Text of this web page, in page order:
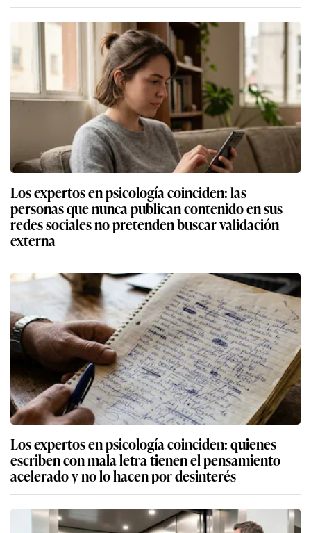
Los expertos en psicología coinciden: las
personas que nunca publican contenido en sus
redes sociales no pretenden buscar validación
externa
Los expertos en psicología coinciden: quienes
escriben con mala letra tienen el pensamiento
acelerado y no lo hacen por desinterés